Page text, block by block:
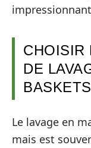
CHOISIR
DE
BASKETS
Le lavage en
mais est